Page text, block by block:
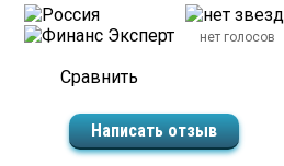
нет голосов
Написать отзыв